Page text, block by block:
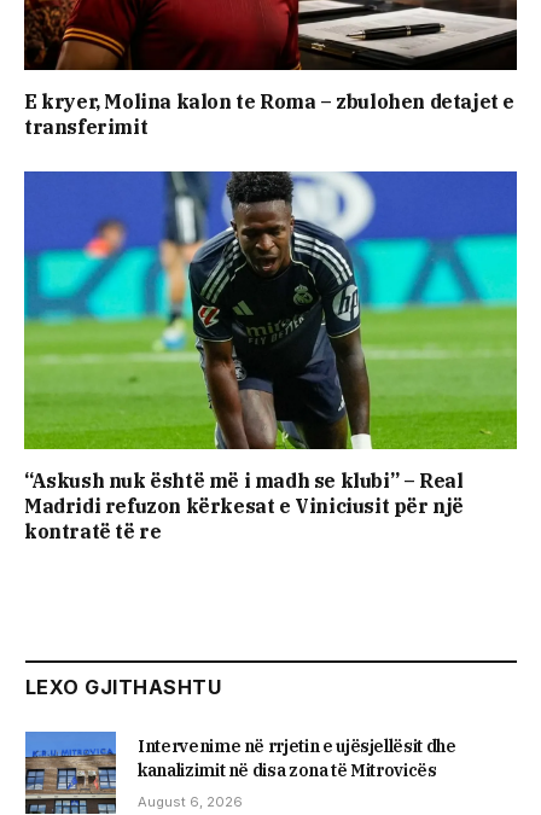
E kryer, Molina kalon te Roma – zbulohen detajet e
transferimit
“Askush nuk është më i madh se klubi” – Real
Madridi refuzon kërkesat e Viniciusit për një
kontratë të re
LEXO GJITHASHTU
Intervenime në rrjetin e ujësjellësit dhe
kanalizimit në disa zona të Mitrovicës
August 6, 2026